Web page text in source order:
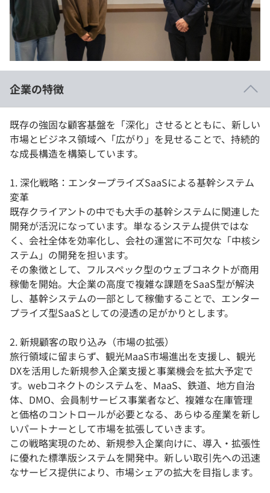
イベント・セミナー
インタビュー
リファレンス
プラン
個人向けプラン
法人向けプラン
学校向けプラン
契約内容・クーポン
再チャレンジ結果一覧
paiza times
企業の特徴
既存の強固な顧客基盤を「深化」させるとともに、新しい
市場とビジネス領域へ「広がり」を見せることで、持続的
な成長構造を構築しています。
1. 深化戦略：エンタープライズSaaSによる基幹システム
変革
既存クライアントの中でも大手の基幹システムに関連した
開発が活況になっています。単なるシステム提供ではな
く、会社全体を効率化し、会社の運営に不可欠な「中核シ
ステム」の開発を担います。
その象徴として、フルスペック型のウェブコネクトが商用
稼働を開始。大企業の高度で複雑な課題をSaaS型が解決
し、基幹システムの一部として稼働することで、エンター
プライズ型SaaSとしての浸透の足がかりとします。
2. 新規顧客の取り込み（市場の拡張）
旅行領域に留まらず、観光MaaS市場進出を支援し、観光
DXを活用した新規参入企業支援と事業機会を拡大予定で
す。webコネクトのシステムを、MaaS、鉄道、地方自治
体、DMO、会員制サービス事業者など、複雑な在庫管理
と価格のコントロールが必要となる、あらゆる産業を新し
いパートナーとして市場を拡張していきます。
この戦略実現のため、新規参入企業向けに、導入・拡張性
に優れた標準版システムを開発中。新しい取引先への迅速
なサービス提供により、市場シェアの拡大を目指します。